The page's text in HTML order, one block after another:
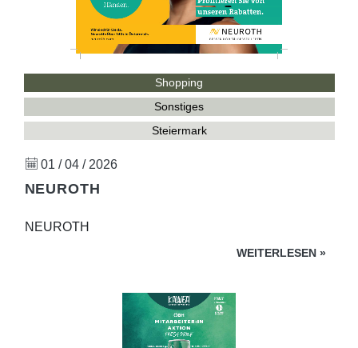
Shopping
Sonstiges
Steiermark
01 / 04 / 2026
NEUROTH
NEUROTH
WEITERLESEN »